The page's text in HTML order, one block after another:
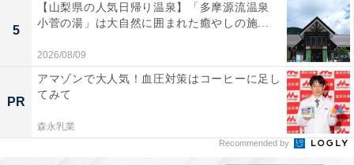
耳を包み込むパッドが柔らかく長時間つけていても
お腹に響くような大迫力のサウンドを楽しみたい人や、
静寂の中で音楽にどっぷり浸りたい人には、おすすめの
商品といえそうです。
5
【山梨県の人気日帰り温泉】「多摩源流温泉
小菅の湯」は大自然に囲まれた癒やしの施...
2026/08/09
PR
アマゾンで大人気！血圧対策はコーヒーに足し
てみて
森永乳業
Recommended by